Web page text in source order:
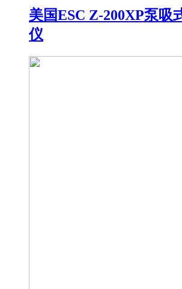
美国ESC Z-200XP泵吸
仪